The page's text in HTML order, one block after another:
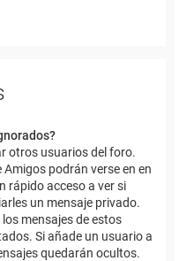
otros usuarios del foro.
podrán verse en en
rápido acceso a ver si
un mensaje privado.
mensajes de estos
Si añade un usuario a
quedarán ocultos.